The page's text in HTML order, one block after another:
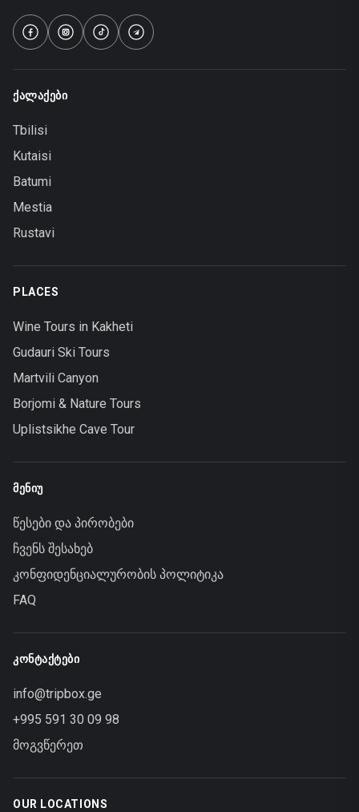
ᲥᲐᲚᲐᲥᲔᲑᲘ
Tbilisi
Kutaisi
Batumi
Mestia
Rustavi
PLACES
Wine Tours in Kakheti
Gudauri Ski Tours
Martvili Canyon
Borjomi & Nature Tours
Uplistsikhe Cave Tour
ᲛᲔᲜᲘᲣ
წესები და პირობები
ჩვენს შესახებ
კონფიდენციალურობის პოლიტიკა
FAQ
ᲙᲝᲜᲢᲐᲥᲢᲔᲑᲘ
info@tripbox.ge
+995 591 30 09 98
მოგვწერეთ
OUR LOCATIONS